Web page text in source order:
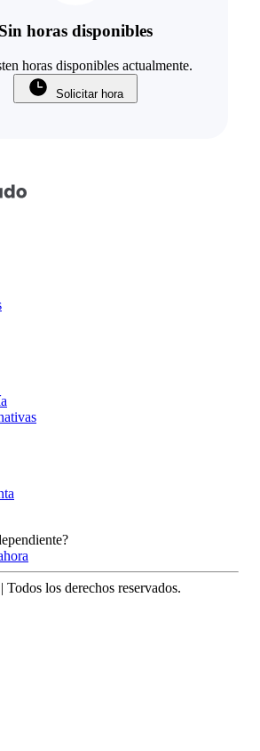
Sin horas disponibles
horas disponibles actualmente.
Solicitar hora
| Todos los derechos reservados.